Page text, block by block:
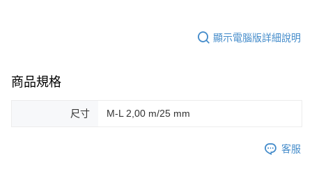
顯示電腦版詳細說明
商品規格
尺寸 M-L 2,00 m/25 mm
客服